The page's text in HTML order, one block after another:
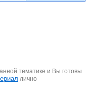
тематике и Вы готовы
лично